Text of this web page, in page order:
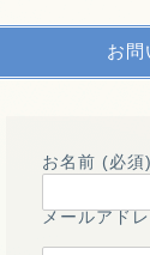
お問
お名前 (必須)
メールアド